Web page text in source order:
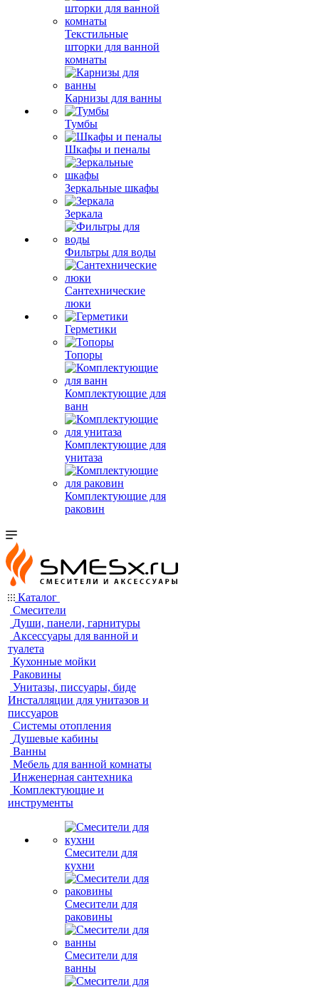
Текстильные
шторки для ванной
комнаты
Карнизы для ванны
Тумбы
Шкафы и пеналы
Зеркальные шкафы
Зеркала
Фильтры для воды
Сантехнические
люки
Герметики
Топоры
Комплектующие для
ванн
Комплектующие для
унитаза
Комплектующие для
раковин
Каталог
Смесители
Души, панели, гарнитуры
Аксессуары для ванной и
туалета
Кухонные мойки
Раковины
Унитазы, писсуары, биде
Инсталляции для унитазов и
писсуаров
Системы отопления
Душевые кабины
Ванны
Мебель для ванной комнаты
Инженерная сантехника
Комплектующие и
инструменты
Смесители для
кухни
Смесители для
раковины
Смесители для
ванны